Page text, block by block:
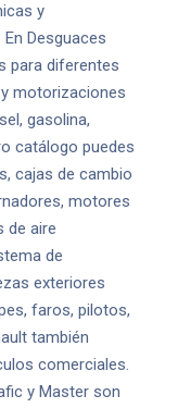
y
Desguaces
para diferentes
motorizaciones
gasolina,
catálogo puedes
cajas de cambio
motores
de aire
de
exteriores
faros, pilotos,
también
comerciales.
y Master son